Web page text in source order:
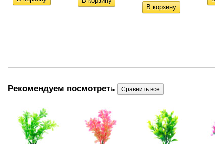
Рекомендуем посмотреть